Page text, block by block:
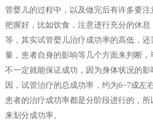
管婴儿的过程中，以及做完后有许多要
把握好，比如饮食，注意进行充分的休
等，其实试管婴儿治疗成功率的高低，还
量，患者自身的影响等几个方面来判断
不一定就能保证成功，因为身体状况的影
因，试管治疗的总成功率，约为6~7成左
患者的治疗成功率都是分阶段进行的，
来划分成功率。